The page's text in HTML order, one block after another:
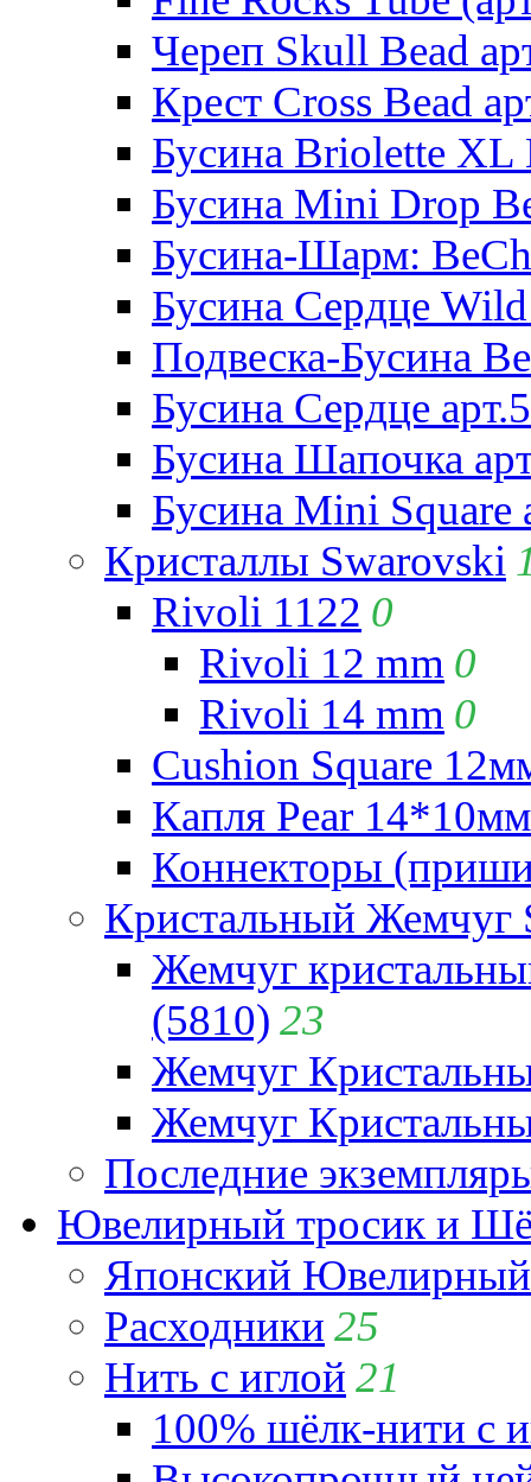
Череп Skull Bead
Крест Cross Bead
Бусина Briolette XL
Бусина Mini Drop
Бусина-Шарм:
Бусина Сердце
Подвеска-Бусина
Бусина Сердце
Бусина Шапочка
Бусина Mini Square
Кристаллы Swarovski
Rivoli 1122 0
Rivoli 12 mm 0
Rivoli 14 mm 0
Cushion Square
Капля Pear
Коннекторы
Кристальный Жемчуг
Жемчуг
(5810) 23
Жемчуг
Жемчуг
Последние
Ювелирный тросик и
Японский
Расходники 25
Нить с иглой 21
100% шёлк-нити с